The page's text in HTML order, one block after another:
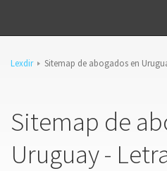
Lexdir Sitemap de abogados en
Sitemap de
Uruguay -